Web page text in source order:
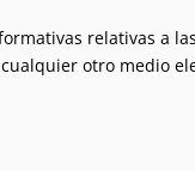
relativas a
otro medio